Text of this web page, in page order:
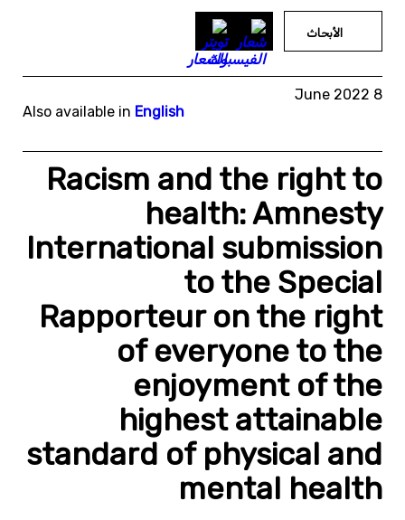
الأبحاث
8 June 2022
Also available in English
Racism and the right to
health: Amnesty
International submission
to the Special
Rapporteur on the right
of everyone to the
enjoyment of the
highest attainable
standard of physical and
mental health